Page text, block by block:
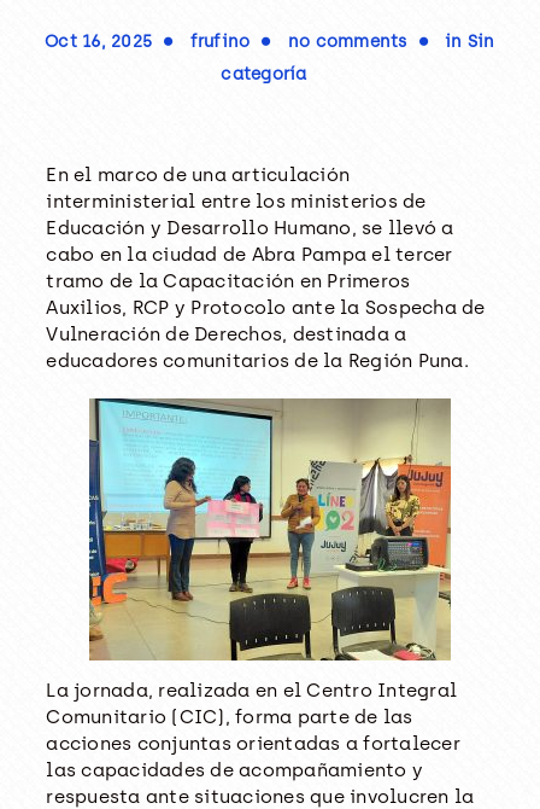
Oct 16, 2025 frufino no comments in Sin
categoría
En el marco de una articulación
interministerial entre los ministerios de
Educación y Desarrollo Humano, se llevó a
cabo en la ciudad de Abra Pampa el tercer
tramo de la Capacitación en Primeros
Auxilios, RCP y Protocolo ante la Sospecha de
Vulneración de Derechos, destinada a
educadores comunitarios de la Región Puna.
La jornada, realizada en el Centro Integral
Comunitario (CIC), forma parte de las
acciones conjuntas orientadas a fortalecer
las capacidades de acompañamiento y
respuesta ante situaciones que involucren la